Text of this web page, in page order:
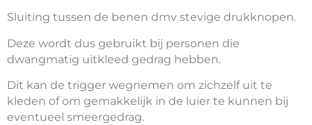
Sluiting tussen de benen dmv stevige drukknopen.
Deze wordt dus gebruikt bij personen die
dwangmatig uitkleed gedrag hebben.
Dit kan de trigger wegnemen om zichzelf uit te
kleden of om gemakkelijk in de luier te kunnen bij
eventueel smeergedrag.